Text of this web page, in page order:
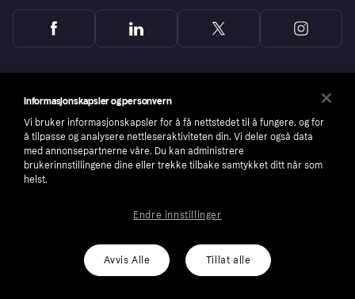
number: 556737-0431
Cookies Klarna.com
Informasjonskapsler og personvern
Vi bruker informasjonskapsler for å få nettstedet til å fungere, og for
å tilpasse og analysere nettleseraktiviteten din. Vi deler også data
med annonsepartnerne våre. Du kan administrere
brukerinnstillingene dine eller trekke tilbake samtykket ditt når som
helst.
Avvis Alle Tillat alle
Endre innstillinger